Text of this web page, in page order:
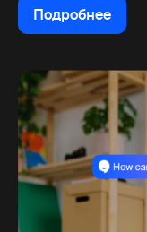
Подробнее